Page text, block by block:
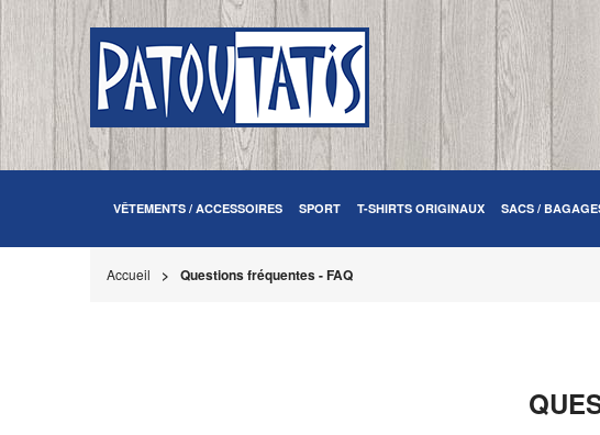
VÊTEMENTS / ACCESSOIRES SPORT T-SHIRTS ORIGINAUX SACS /
Accueil Questions fréquentes - FAQ